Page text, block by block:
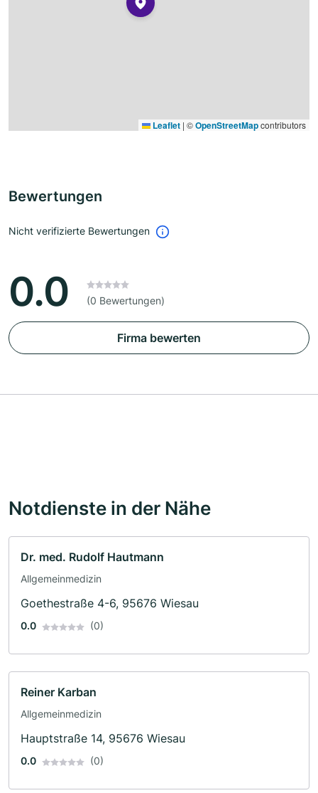
Leaflet | ©OpenStreetMapcontributors
Bewertungen
Nicht verifizierte Bewertungen
0.0 (0 Bewertungen)
Firma bewerten
Notdienste in der Nähe
Dr. med. Rudolf Hautmann
Allgemeinmedizin
Goethestraße 4-6, 95676 Wiesau
0.0 (0)
Reiner Karban
Allgemeinmedizin
Hauptstraße 14, 95676 Wiesau
0.0 (0)